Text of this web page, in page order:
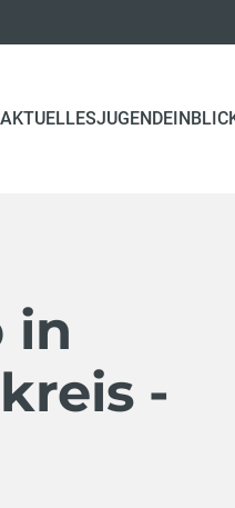
AKTUELLES(CURRENT)
JUGEND
in
-